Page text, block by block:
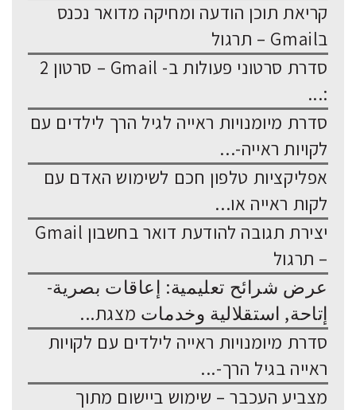
קריאת תוכן הודעה ומחיקה מדואר נכנס
בGmail – תרגול
סדרת סרטוני פעולות ב- Gmail – סרטון 2
:...
סדרת מיומנויות ראייה לגיל הרך לילדים עם
לקויות ראייה-...
אפליקציות טלפון חכם לשימוש האדם עם
לקות ראייה או...
יצירת תגובה להודעת דואר בחשבון Gmail
– תרגול
عرض شرائح تعليمية: إعاقات بصرية-
إتاحة, استقلالية وخدمات מצגת...
סדרת מיומנויות ראייה לילדים עם לקויות
ראייה בגיל הרך-...
מצביע העכבר – שימוש ביישום מתוך